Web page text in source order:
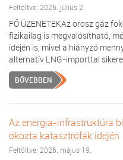
Feltöltve: 2026. július 2.
FŐ ÜZENETEKAz orosz gáz
fizikailag is megvalósítható,
idején is, mivel a hiányzó
alternatív LNG-importtal
BŐVEBBEN
Az energia-infrastruktúra
okozta katasztrófák idején
Feltöltve: 2026. május 19.